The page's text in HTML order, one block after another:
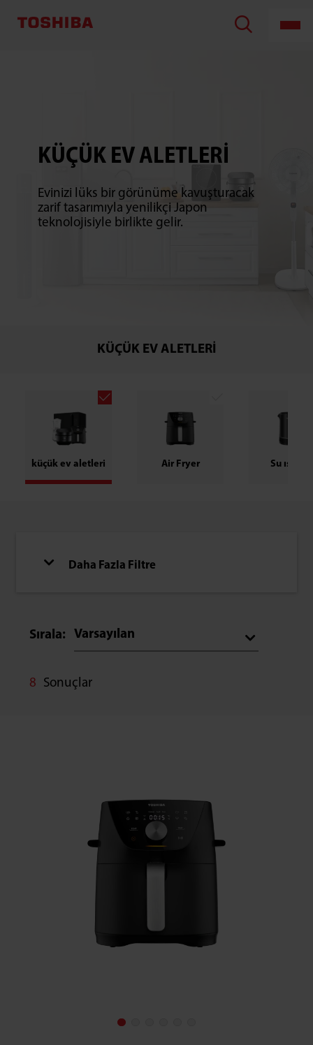
LIFESTYLE
PRODUCTS
KÜÇÜK EV ALETLERI
Evinizi lüks bir görünüme kavuşturacak
zarif tasarımıyla yenilikçi Japon
teknolojisiyle birlikte gelir.
KÜÇÜK EV ALETLERI
küçük ev aletleri Air Fryer Su
Daha Fazla Filtre
Sırala: Varsayılan
8 Sonuçlar